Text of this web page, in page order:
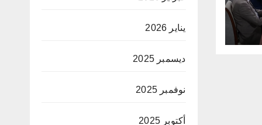
يناير 2026
ديسمبر 2025
نوفمبر 2025
أكتوبر 2025